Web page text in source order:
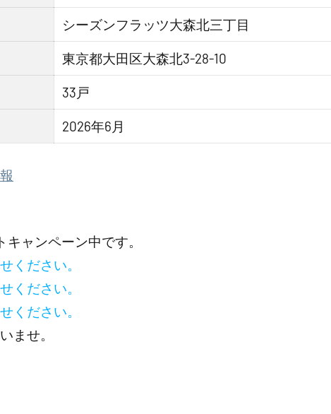
シーズンフラッツ大森北三丁目
東京都大田区大森北3-28-10
33戸
2026年6月
キャンペーン中です。
ください。
ください。
ください。
ませ。